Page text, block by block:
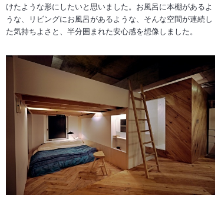
けたような形にしたいと思いました。お風呂に本棚があるよ
うな、リビングにお風呂があるような、そんな空間が連続し
た気持ちよさと、半分囲まれた安心感を想像しました。